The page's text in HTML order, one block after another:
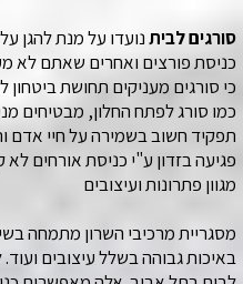
סורגים לביתנועדו על מנת להגן
כניסת פורצים ואחרים שאתם לא
כי סורגים מעניקים תחושת
כמו סורג לפתח החלון, מבטיחים
תפקיד חשוב בשמירה על חיי אדם
פגיעה בזדון ע"י כניסת אורחים לא
מגוון פתרונות ועיצובים
מסגריית מרכיבי השרון מתמחה
באיכות גבוהה בשלל עיצובים